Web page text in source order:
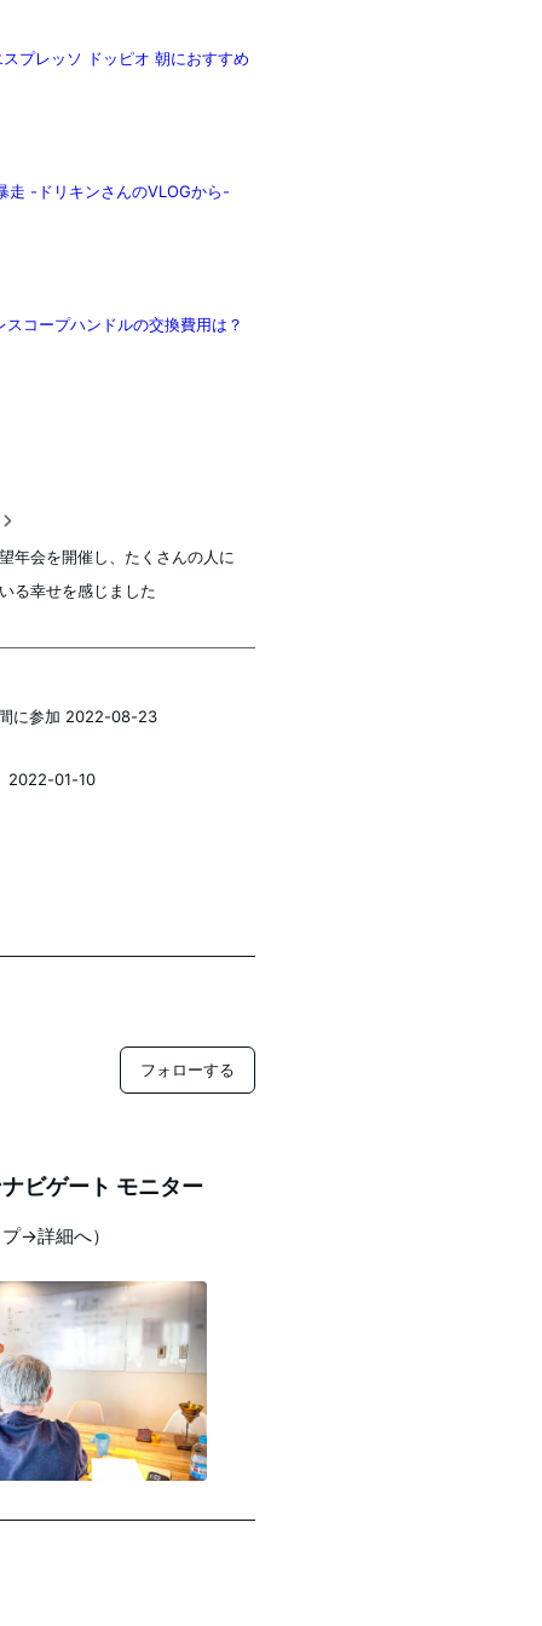
プレッソ ドッピオ 朝におすすめ
走 -ドリキンさんのVLOGから-
コープハンドルの交換費用は？
年会を開催し、たくさんの人に
る幸せを感じました
に参加 2022-08-23
2022-01-10
フォローする
ビゲート モニター
→詳細へ）